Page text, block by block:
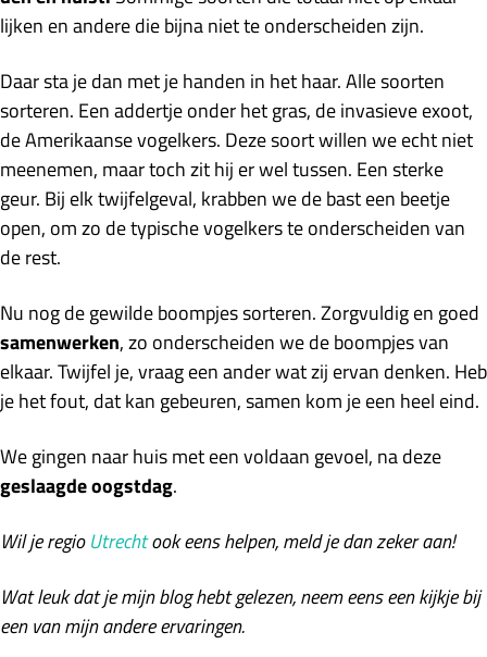
lijken en andere die bijna niet te onderscheiden zijn.
Daar sta je dan met je handen in het haar. Alle soorten
sorteren. Een addertje onder het gras, de invasieve exoot,
de Amerikaanse vogelkers. Deze soort willen we echt niet
meenemen, maar toch zit hij er wel tussen. Een sterke
geur. Bij elk twijfelgeval, krabben we de bast een beetje
open, om zo de typische vogelkers te onderscheiden van
de rest.
Nu nog de gewilde boompjes sorteren. Zorgvuldig en goed
samenwerken, zo onderscheiden we de boompjes van
elkaar. Twijfel je, vraag een ander wat zij ervan denken. Heb
je het fout, dat kan gebeuren, samen kom je een heel eind.
We gingen naar huis met een voldaan gevoel, na deze
geslaagde oogstdag.
Wil je regioUtrechtook eens helpen, meld je dan zeker aan!
Wat leuk dat je mijn blog hebt gelezen, neem eens een kijkje bij
een van mijn andere ervaringen.